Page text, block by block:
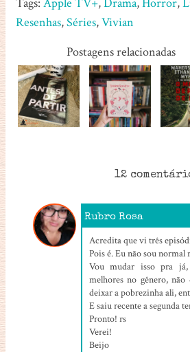
Resenhas,Séries,Vivian
Postagens relacionadas
12
Rubro Rosa
Acredita que vi três
Pois é. Eu não sou normal
Vou mudar isso pra
melhores no gênero, não
deixar a pobrezinha ali,
E saiu recente a segunda
Pronto! rs
Verei!
Beijo